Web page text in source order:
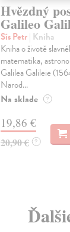
Hvězdný
Galileo
Sís Petr| Kniha
Kniha o životě
matematika,
Galilea Galileie
Narod...
Na sklade ?
19,86 €
20,90 € ?